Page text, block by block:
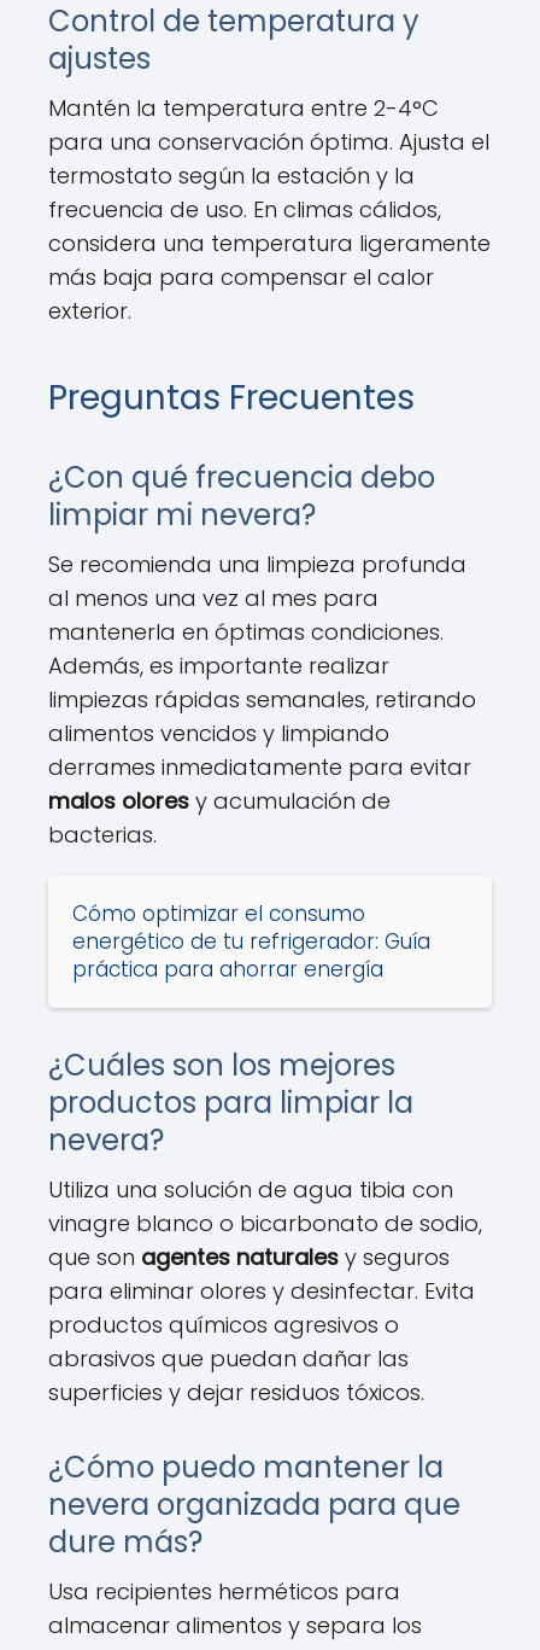
Control de temperatura y
ajustes
Mantén la temperatura entre 2-4°C
para una conservación óptima. Ajusta el
termostato según la estación y la
frecuencia de uso. En climas cálidos,
considera una temperatura ligeramente
más baja para compensar el calor
exterior.
Preguntas Frecuentes
¿Con qué frecuencia debo
limpiar mi nevera?
Se recomienda una limpieza profunda
al menos una vez al mes para
mantenerla en óptimas condiciones.
Además, es importante realizar
limpiezas rápidas semanales, retirando
alimentos vencidos y limpiando
derrames inmediatamente para evitar
malos olores y acumulación de
bacterias.
Cómo optimizar el consumo
energético de tu refrigerador: Guía
práctica para ahorrar energía
¿Cuáles son los mejores
productos para limpiar la
nevera?
Utiliza una solución de agua tibia con
vinagre blanco o bicarbonato de sodio,
que son agentes naturales y seguros
para eliminar olores y desinfectar. Evita
productos químicos agresivos o
abrasivos que puedan dañar las
superficies y dejar residuos tóxicos.
¿Cómo puedo mantener la
nevera organizada para que
dure más?
Usa recipientes herméticos para
almacenar alimentos y separa los